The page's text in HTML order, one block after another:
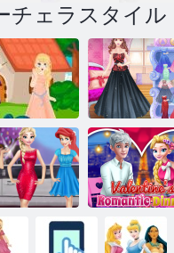
チェラスタイル
姫の呪い
プリンセスウ
エディング写
真撮影
バレンタイン